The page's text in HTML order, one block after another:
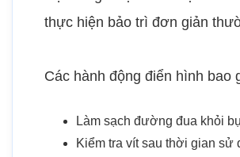
thực hiện bảo trì đơn giản
Các hành động điển hình bao
Làm sạch đường đua khỏi
Kiểm tra vít sau thời gian sử